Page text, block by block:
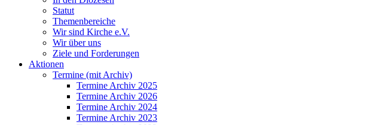
Statut
Themenbereiche
Wir sind Kirche e.V.
Wir über uns
Ziele und Forderungen
Aktionen
Termine (mit Archiv)
Termine Archiv 2025
Termine Archiv 2026
Termine Archiv 2024
Termine Archiv 2023